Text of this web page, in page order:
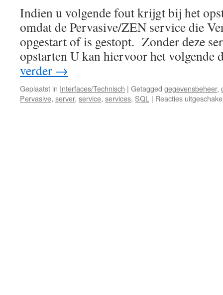
Indien u volgende fout krijgt bij het
omdat de Pervasive/ZEN service die
opgestart of is gestopt. Zonder deze
opstarten U kan hiervoor het
verder →
Geplaatst in Interfaces/Technisch | Getagged gegevensbeheer,
Pervasive, server, service, services, SQL | Reacties